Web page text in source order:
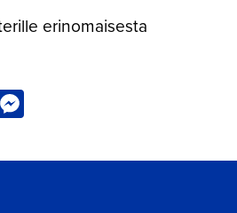
erinomaisesta